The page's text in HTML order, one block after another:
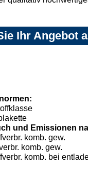
Ihr Angebot
und Emissionen
komb. gew.
komb. gew.
komb. bei